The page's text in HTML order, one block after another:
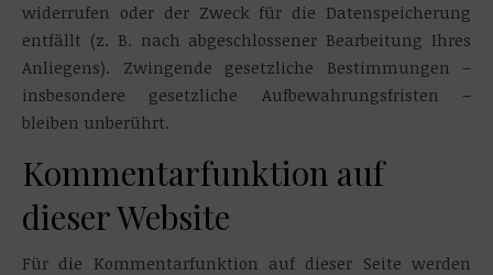
widerrufen oder der Zweck für die Datenspeicherung
entfällt (z. B. nach abgeschlossener Bearbeitung Ihres
Anliegens). Zwingende gesetzliche Bestimmungen –
insbesondere gesetzliche Aufbewahrungsfristen –
bleiben unberührt.
Kommentarfunktion auf
dieser Website
Für die Kommentarfunktion auf dieser Seite werden